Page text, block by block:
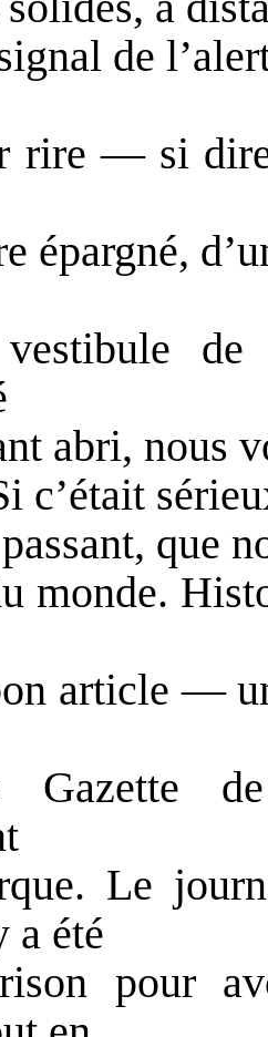
de
rire — si
épargné,
abri, nous
c’était
que
monde.
article —
Gazette
Le
a été
pour